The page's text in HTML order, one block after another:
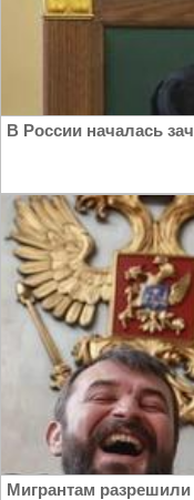
В России началась
Мигрантам разрешили